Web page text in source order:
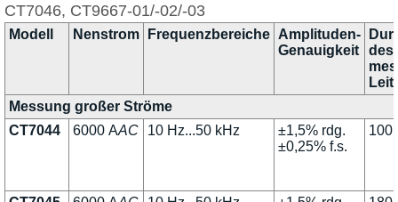
CT7046, CT9667-01/-02/-03
Modell Nenstrom Frequenzbereiche Amplituden-
Genauigkeit
des
Messung großer Ströme
CT7044
6000 AAC 10 Hz...50 kHz
±1,5% rdg.
±0,25% f.s.
100